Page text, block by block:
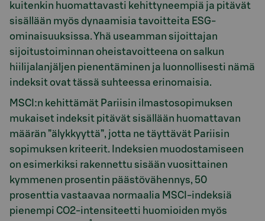
kuitenkin huomattavasti kehittyneempiä ja pitävät
sisällään myös dynaamisia tavoitteita ESG-
ominaisuuksissa. Yhä useamman sijoittajan
sijoitustoiminnan oheistavoitteena on salkun
hiilijalanjäljen pienentäminen ja luonnollisesti nämä
indeksit ovat tässä suhteessa erinomaisia.
MSCI:n kehittämät Pariisin ilmastosopimuksen
mukaiset indeksit pitävät sisällään huomattavan
määrän ”älykkyyttä”, jotta ne täyttävät Pariisin
sopimuksen kriteerit. Indeksien muodostamiseen
on esimerkiksi rakennettu sisään vuosittainen
kymmenen prosentin päästövähennys, 50
prosenttia vastaavaa normaalia MSCI-indeksiä
pienempi CO2-intensiteetti huomioiden myös